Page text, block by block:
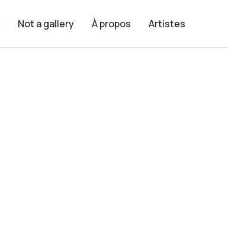
Not a gallery À propos Artistes